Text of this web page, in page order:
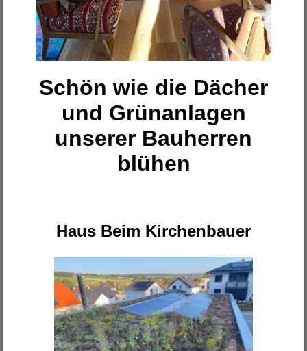
Schön wie die Dächer
und Grünanlagen
unserer Bauherren
blühen
Haus Beim Kirchenbauer